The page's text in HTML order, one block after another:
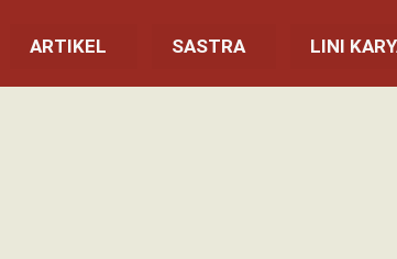
ARTIKEL SASTRA LINI